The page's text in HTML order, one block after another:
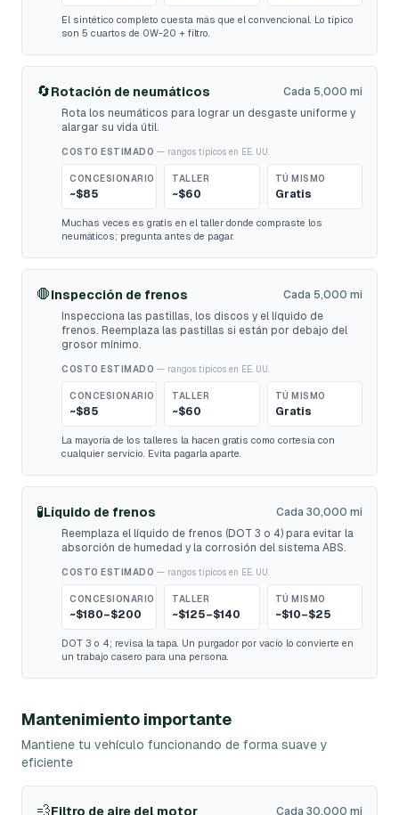
El sintético completo cuesta más que el convencional. Lo típico
son 5 cuartos de 0W-20 + filtro.
🔄Rotación de neumáticos
Cada 5,000 mi
Rota los neumáticos para lograr un desgaste uniforme y
alargar su vida útil.
COSTO ESTIMADO — rangos típicos en EE. UU.
CONCESIONARIO
~$85
TALLER
~$60
TÚ MISMO
Gratis
Muchas veces es gratis en el taller donde compraste los
neumáticos; pregunta antes de pagar.
🛑Inspección de frenos
Cada 5,000 mi
Inspecciona las pastillas, los discos y el líquido de
frenos. Reemplaza las pastillas si están por debajo del
grosor mínimo.
COSTO ESTIMADO — rangos típicos en EE. UU.
CONCESIONARIO
~$85
TALLER
~$60
TÚ MISMO
Gratis
La mayoría de los talleres la hacen gratis como cortesía con
cualquier servicio. Evita pagarla aparte.
🧪Líquido de frenos
Cada 30,000 mi
Reemplaza el líquido de frenos (DOT 3 o 4) para evitar la
absorción de humedad y la corrosión del sistema ABS.
COSTO ESTIMADO — rangos típicos en EE. UU.
CONCESIONARIO
~$180–$200
TALLER
~$125–$140
TÚ MISMO
~$10–$25
DOT 3 o 4; revisa la tapa. Un purgador por vacío lo convierte en
un trabajo casero para una persona.
Mantenimiento importante
Mantiene tu vehículo funcionando de forma suave y
eficiente
💨Filtro de aire del motor Cada 30,000 mi